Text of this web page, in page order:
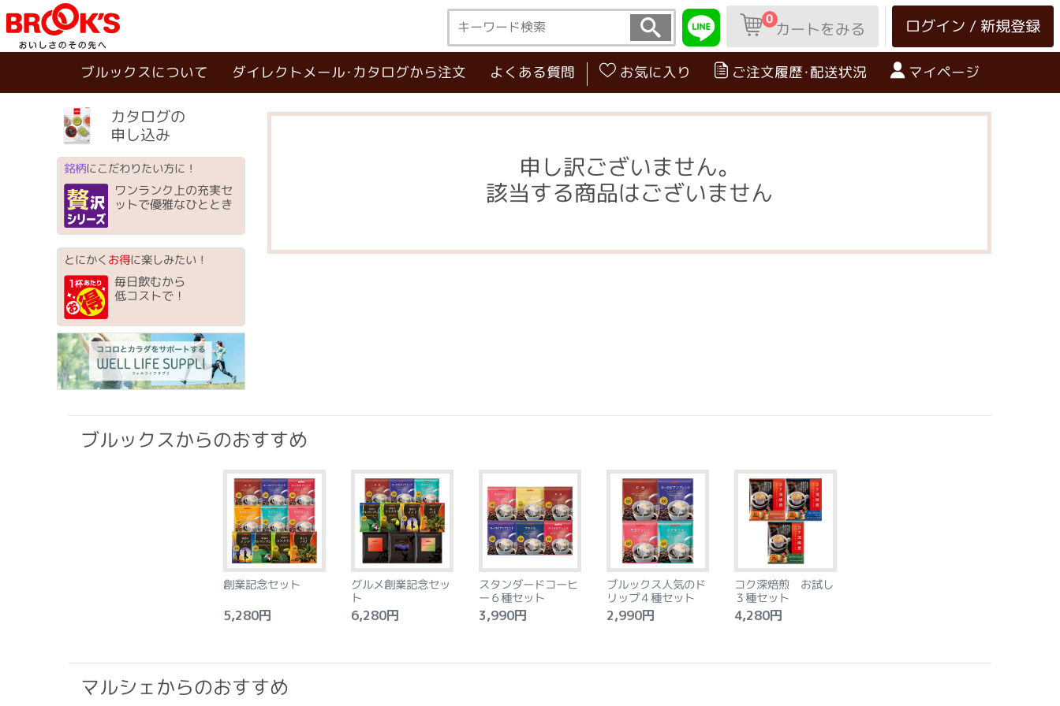
ログイン / 新規登録
0カートをみる
ブルックスについて ダイレクトメール･カタログから注文 よくある質問 お気に入り ご注文履歴･配送状況 マイページ
カタログの
申し込み
銘柄にこだわりたい方に！
ワンランク上の充実セ
ットで優雅なひととき
とにかくお得に楽しみたい！
毎日飲むから
低コストで！
申し訳ございません。
該当する商品はございません
ブルックスからのおすすめ
創業記念セット
5,280円
グルメ創業記念セッ
ト
6,280円
スタンダードコーヒ
ー６種セット
3,990円
ブルックス人気のド
リップ４種セット
2,990円
コク深焙煎 お試し
３種セット
4,280円
マルシェからのおすすめ